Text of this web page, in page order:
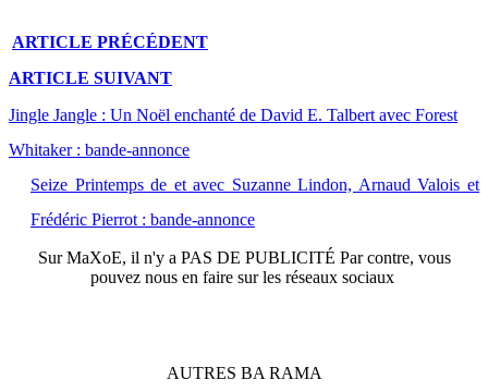
ARTICLE PRÉCÉDENT
ARTICLE SUIVANT
Jingle Jangle : Un Noël enchanté de David E. Talbert avec Forest
Whitaker : bande-annonce
Seize Printemps de et avec Suzanne Lindon, Arnaud Valois et
Frédéric Pierrot : bande-annonce
SurMaXoE, il n'y a PAS DE PUBLICITÉ Par contre, vous
pouvez nous en faire sur les réseaux sociaux
AUTRES BA RAMA